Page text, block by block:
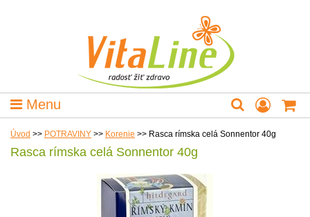
Menu
Úvod >> POTRAVINY >> Korenie >> Rasca rímska celá Sonnentor 40g
Rasca rímska celá Sonnentor 40g